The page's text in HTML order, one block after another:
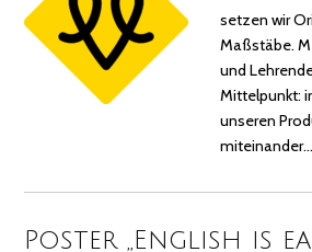
setzen wir
Maßstäbe.
und
Mittelpunkt:
unseren
miteinander…
Poster „English is